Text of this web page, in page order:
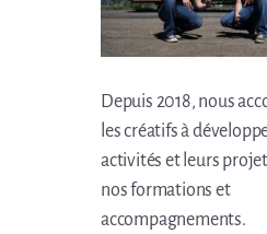
Depuis 2018, nous
les créatifs à
activités et leurs
nos formations et
accompagnements.